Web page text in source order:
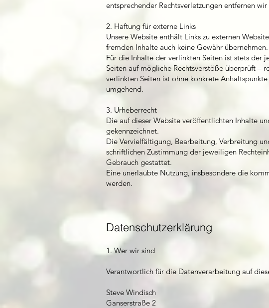
entsprechender Rechtsverletzungen entfernen
2. Haftung für externe Links
Unsere Website enthält Links zu externen
fremden Inhalte auch keine Gewähr übernehmen.
Für die Inhalte der verlinkten Seiten ist stets
Seiten auf mögliche Rechtsverstöße überprüft –
verlinkten Seiten ist ohne konkrete
umgehend.
3. Urheberrecht
Die auf dieser Website veröffentlichten Inhalte
gekennzeichnet.
Die Vervielfältigung, Bearbeitung, Verbreitung
schriftlichen Zustimmung der jeweiligen
Gebrauch gestattet.
Eine unerlaubte Nutzung, insbesondere die
werden.
Datenschutzerklärung
1. Wer wir sind
Verantwortlich für die Datenverarbeitung auf
Steve Windisch
Ganserstraße 2